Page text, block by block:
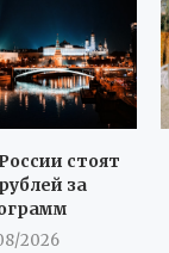
стоят
за
2026